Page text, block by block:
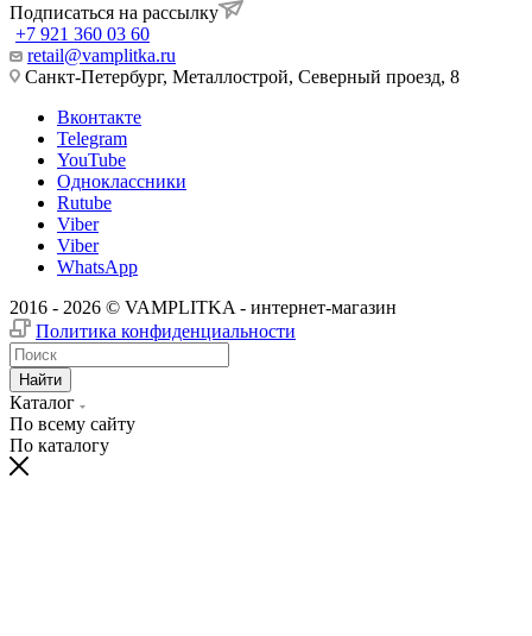
Подписаться на рассылку
+7 921 360 03 60
retail@vamplitka.ru
Санкт-Петербург, Металлострой, Северный проезд, 8
Вконтакте
Telegram
YouTube
Одноклассники
Rutube
Viber
Viber
WhatsApp
2016 - 2026 © VAMPLITKA - интернет-магазин
Политика конфиденциальности
Найти
Каталог
По всему сайту
По каталогу